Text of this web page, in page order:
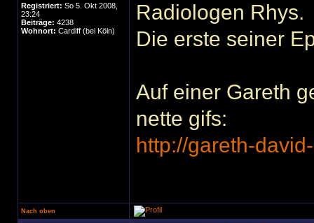
Registriert: So 5. Okt 2008,
23:24
Beiträge: 4238
Wohnort: Cardiff (bei Köln)
Radiologen Rhys.
Die erste seiner
Auf einer Gareth
nette gifs:
http://gareth-
Nach oben